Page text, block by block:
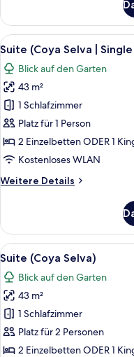
Suite
(Botanical)
Alle
Fotos
für
Suite
(Coya
Selva
Single
anzeigen
5
Suite (Coya Selva |
Blick auf den Garten
43 m²
1 Schlafzimmer
Platz für 1 Person
2 Einzelbetten ODER 1
Kostenloses WLAN
Weitere Details
Weitere
(Coya
Selva
|
Use)
Alle
Fotos
für
Suite
(Coya
Selva)
anzeigen
5
Suite (Coya Selva)
Blick auf den Garten
43 m²
1 Schlafzimmer
Platz für 2 Personen
2 Einzelbetten ODER 1